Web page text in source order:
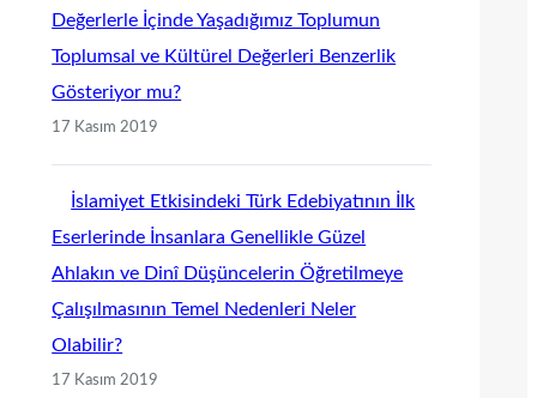
Değerlerle İçinde Yaşadığımız Toplumun
Toplumsal ve Kültürel Değerleri Benzerlik
Gösteriyor mu?
17 Kasım 2019
İslamiyet Etkisindeki Türk Edebiyatının İlk
Eserlerinde İnsanlara Genellikle Güzel
Ahlakın ve Dinî Düşüncelerin Öğretilmeye
Çalışılmasının Temel Nedenleri Neler
Olabilir?
17 Kasım 2019